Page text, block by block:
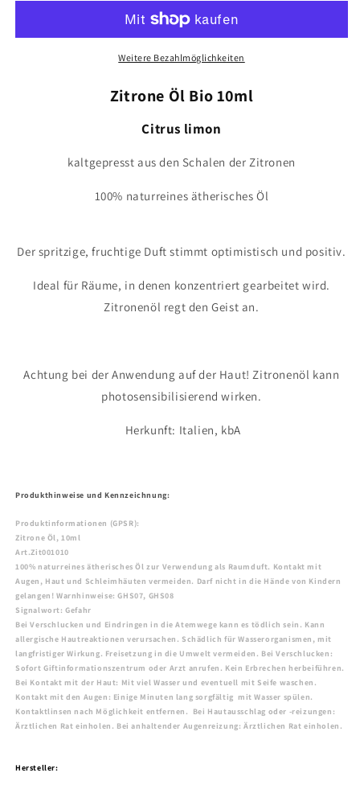
10ml
Weitere Bezahlmöglichkeiten
Zitrone Öl Bio 10ml
Citrus limon
kaltgepresst aus den Schalen der Zitronen
100% naturreines ätherisches Öl
Der spritzige, fruchtige Duft stimmt optimistisch und positiv.
Ideal für Räume, in denen konzentriert gearbeitet wird.
Zitronenöl regt den Geist an.
Achtung bei der Anwendung auf der Haut! Zitronenöl kann
photosensibilisierend wirken.
Herkunft: Italien, kbA
Produkthinweise und Kennzeichnung:
Produktinformationen (GPSR):
Zitrone Öl, 10ml
Art.Zit001010
100% naturreines ätherisches Öl zur Verwendung als Raumduft. Kontakt mit
Augen, Haut und Schleimhäuten vermeiden. Darf nicht in die Hände von Kindern
gelangen! Warnhinweise: GHS07, GHS08
Signalwort: Gefahr
Bei Verschlucken und Eindringen in die Atemwege kann es tödlich sein. Kann
allergische Hautreaktionen verursachen. Schädlich für Wasserorganismen, mit
langfristiger Wirkung. Freisetzung in die Umwelt vermeiden. Bei Verschlucken:
Sofort Giftinformationszentrum oder Arzt anrufen. Kein Erbrechen herbeiführen.
Bei Kontakt mit der Haut: Mit viel Wasser und eventuell mit Seife waschen.
Kontakt mit den Augen: Einige Minuten lang sorgfältig mit Wasser spülen.
Kontaktlinsen nach Möglichkeit entfernen. Bei Hautausschlag oder -reizungen:
Ärztlichen Rat einholen. Bei anhaltender Augenreizung: Ärztlichen Rat einholen.
Hersteller: